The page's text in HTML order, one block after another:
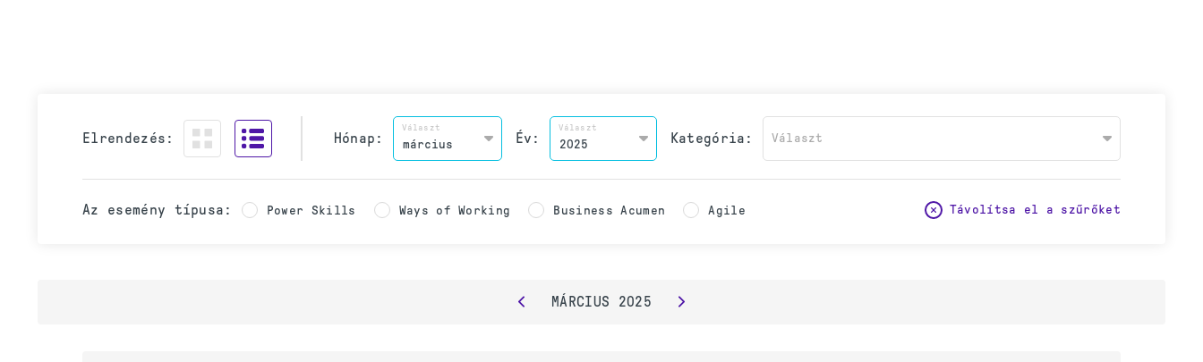
Elrendezés: Hónap:
Választ
Év:
Választ
Kategória: Választ
Az esemény típusa: Power Skills Ways of Working Business Acumen Agile Távolítsa el a szűrőket
MÁRCIUS 2025